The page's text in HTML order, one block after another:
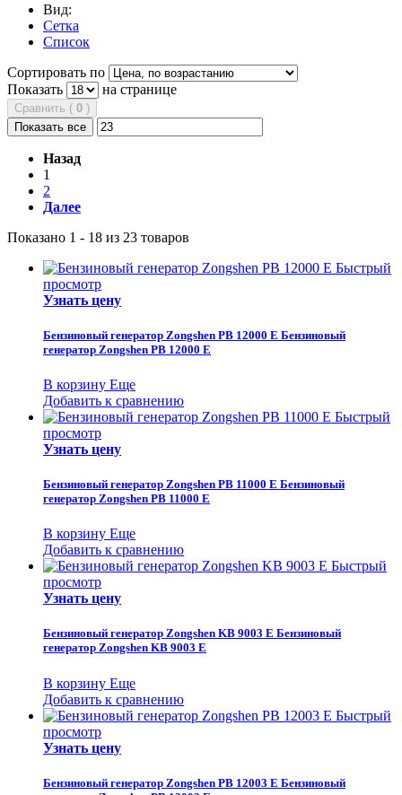
Вид:
Сетка
Список
Сортировать по
Показать
на странице
Сравнить ( 0 )
Показать все
Назад
1
2
Далее
Показано 1 - 18 из 23 товаров
Быстрый
просмотр
Узнать цену
Бензиновый генератор Zongshen PB 12000 E Бензиновый
генератор Zongshen PB 12000 E
В корзину Еще
Добавить к сравнению
Быстрый
просмотр
Узнать цену
Бензиновый генератор Zongshen PB 11000 E Бензиновый
генератор Zongshen PB 11000 E
В корзину Еще
Добавить к сравнению
Быстрый
просмотр
Узнать цену
Бензиновый генератор Zongshen KB 9003 E Бензиновый
генератор Zongshen KB 9003 E
В корзину Еще
Добавить к сравнению
Быстрый
просмотр
Узнать цену
Бензиновый генератор Zongshen PB 12003 E Бензиновый